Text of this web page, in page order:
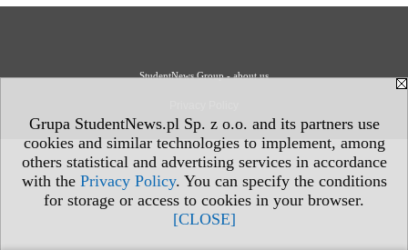
Grupa StudentNews.pl Sp. z o.o. and its partners use
cookies and similar technologies to implement, among
others statistical and advertising services in accordance
with the Privacy Policy. You can specify the conditions
for storage or access to cookies in your browser.
[CLOSE]
StudentNews Group - about us